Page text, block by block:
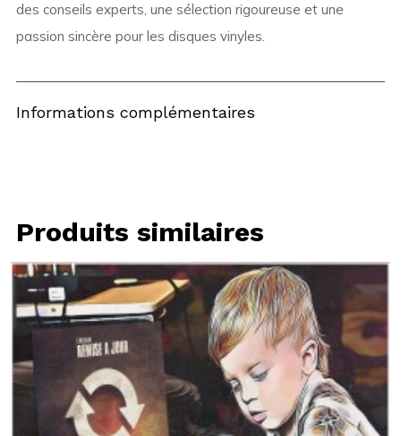
des conseils experts, une sélection rigoureuse et une
passion sincère pour les disques vinyles.
Informations complémentaires
Produits similaires